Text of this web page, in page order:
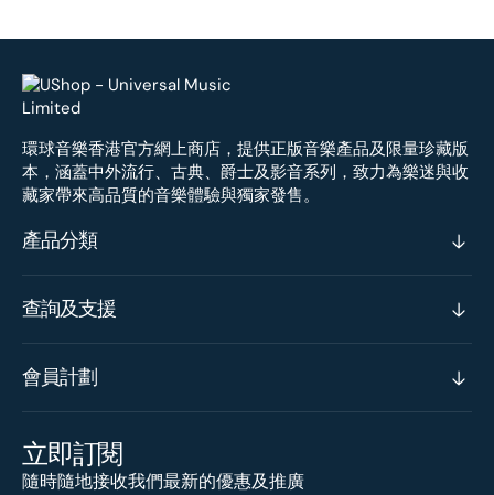
環球音樂香港官方網上商店，提供正版音樂產品及限量珍藏版
本，涵蓋中外流行、古典、爵士及影音系列，致力為樂迷與收
藏家帶來高品質的音樂體驗與獨家發售。
產品分類
查詢及支援
會員計劃
立即訂閱
隨時隨地接收我們最新的優惠及推廣